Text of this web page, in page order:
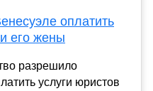
оплатить
его жены
разрешило
услуги юристов